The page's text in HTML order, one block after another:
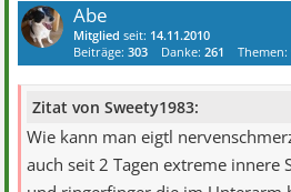
Abe
Mitglied seit: 14.11.2010
Beiträge:303 Danke:261 Themen:
Zitat von Sweety1983:
Wie kann man eigtl
auch seit 2 Tagen extreme innere